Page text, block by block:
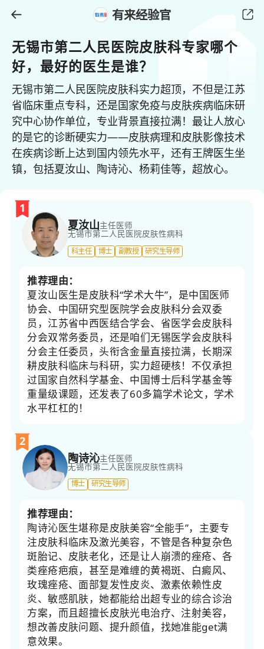
有来经验官
无锡市第二人民医院皮肤科专家哪个
好，最好的医生是谁？
无锡市第二人民医院皮肤科实力超顶，不但是江苏
省临床重点专科，还是国家免疫与皮肤疾病临床研
究中心协作单位，专业背景直接拉满！​最让人放心
的是它的诊断硬实力——皮肤病理和皮肤影像技术
在疾病诊断上达到国内领先水平，还有王牌医生坐
镇，包括夏汝山、陶诗沁、杨莉佳等，超放心。
1
夏汝山主任医师
无锡市第二人民医院皮肤性病科
科主任 博士 副教授 研究生导师
推荐理由：
夏汝山医生是皮肤科“学术大牛”，是中国医师
协会、中国研究型医院学会皮肤科分会双委
员，江苏省中西医结合学会、省医学会皮肤科
分会双常务委员，还是咱们无锡医学会皮肤科
分会主任委员，头衔含金量直接拉满，长期深
耕皮肤科临床与科研，实力超硬核！不仅承担
过国家自然科学基金、中国博士后科学基金等
重量级课题，还发表了60多篇学术论文，学术
水平杠杠的！
2
陶诗沁主任医师
无锡市第二人民医院皮肤性病科
博士 研究生导师
推荐理由：
陶诗沁医生堪称是皮肤美容“全能手”，主要专
注皮肤科临床及激光美容，不管是各种复杂色
斑胎记、皮肤老化，还是让人崩溃的痤疮、各
类痤疮疤痕，甚至是难缠的黄褐斑、白癜风、
玫瑰痤疮、面部复发性皮炎、激素依赖性皮
炎、敏感肌肤，她都能给出超专业的综合诊治
方案，而且超擅长皮肤光电治疗、注射美容，
想改善皮肤问题、提升颜值，找她准能get满
意效果。